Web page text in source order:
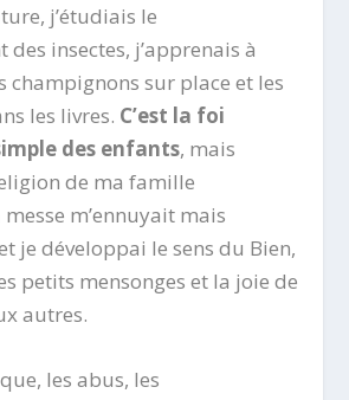
j’étudiais le
insectes, j’apprenais à
champignons sur place et les
les livres. C’est la foi
des enfants, mais
de ma famille
m’ennuyait mais
je développai le sens du Bien,
petits mensonges et la joie de
autres.
les abus, les